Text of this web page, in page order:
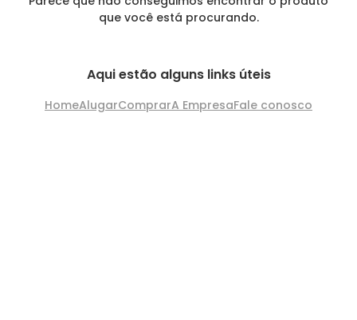
que você está procurando.
Aqui estão alguns links úteis
HomeAlugarComprarA EmpresaFale conosco